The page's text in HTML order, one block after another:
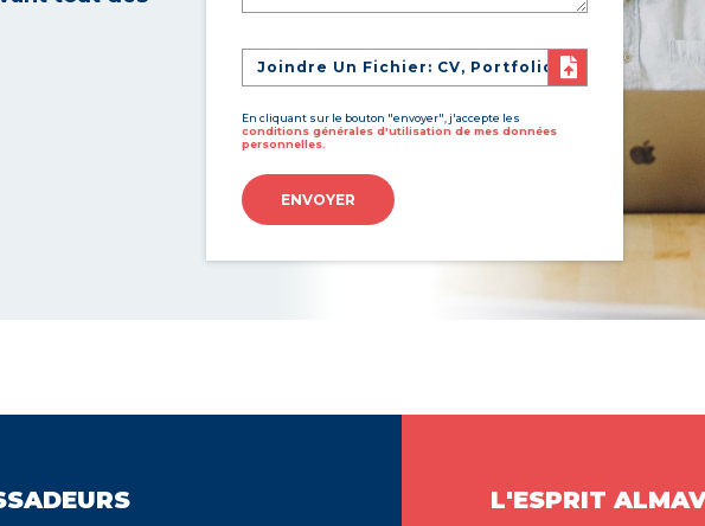
Joindre Un Fichier: CV, Portfolio
En cliquant sur le bouton "envoyer", j'accepte les
conditions générales d'utilisation de mes données
personnelles.
ENVOYER
L'ESPRIT